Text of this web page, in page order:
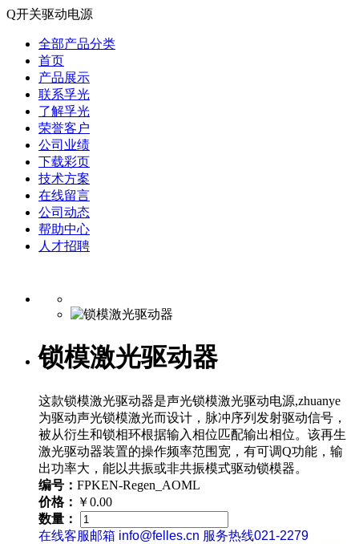
Q开关驱动电源
全部产品分类
首页
产品展示
联系孚光
了解孚光
荣誉客户
公司业绩
下载彩页
技术方案
在线留言
公司动态
帮助中心
人才招聘
锁模激光驱动器
这款锁模激光驱动器是声光锁模激光驱动电源,zhuanye
为驱动声光锁模激光而设计，脉冲序列发射驱动信号，
被从衍生和锁相环根据输入相位匹配输出相位。该再生
激光驱动器装置的操作频率范围宽，有可调Q功能，输
出功率大，能以共振或非共振模式驱动锁模器。
编号： FPKEN-Regen_AOML
价格： ￥0.00
数量：
在线客服邮箱 info@felles.cn 服务热线021-2279